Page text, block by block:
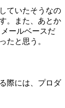
ていたそうなの
。また、あとか
ールベースだ
たと思う。
際には、プロダ